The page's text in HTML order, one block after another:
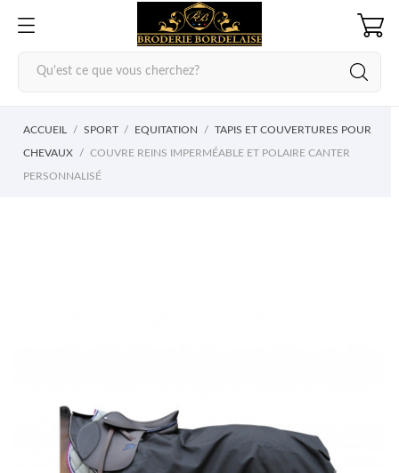
ACCUEIL SPORT EQUITATION TAPIS ET COUVERTURES POUR
CHEVAUX COUVRE REINS IMPERMÉABLE ET POLAIRE CANTER
PERSONNALISÉ